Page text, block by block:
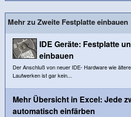
Mehr zu Zweite Festplatte einbauen
IDE Geräte: Festplatte
einbauen
Der Anschluß von neuer IDE- Hardware wie
Laufwerken ist gar kein...
Mehr Übersicht in Excel: Jede
automatisch einfärben